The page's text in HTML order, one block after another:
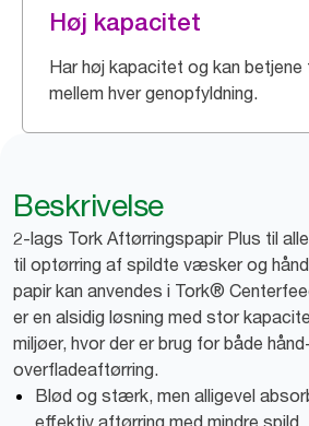
Høj kapacitet
Har høj kapacitet og kan
mellem hver genopfyldning.
Beskrivelse
2-lags Tork Aftørringspapir Plus til
til optørring af spildte væsker og
papir kan anvendes i Tork®
er en alsidig løsning med stor
miljøer, hvor der er brug for både
overfladeaftørring.
Blød og stærk, men alligevel
effektiv aftørring med mindre spild